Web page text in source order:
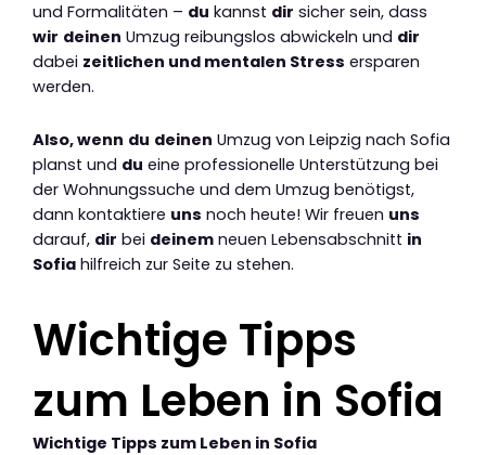
und Formalitäten – du kannst dir sicher sein, dass
wir deinen Umzug reibungslos abwickeln und dir
dabei zeitlichen und mentalen Stress ersparen
werden.
Also, wenn du deinen Umzug von Leipzig nach Sofia
planst und du eine professionelle Unterstützung bei
der Wohnungssuche und dem Umzug benötigst,
dann kontaktiere uns noch heute! Wir freuen uns
darauf, dir bei deinem neuen Lebensabschnitt in
Sofia hilfreich zur Seite zu stehen.
Wichtige Tipps
zum Leben in Sofia
Wichtige Tipps zum Leben in Sofia